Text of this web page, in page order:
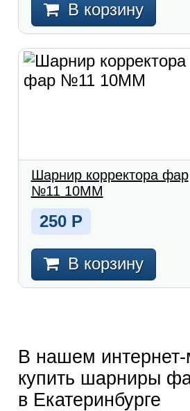
В корзину
Шарнир корректора фар
№11 10MM
250 Р
В корзину
В нашем
купить шарниры
в Екатеринбурге